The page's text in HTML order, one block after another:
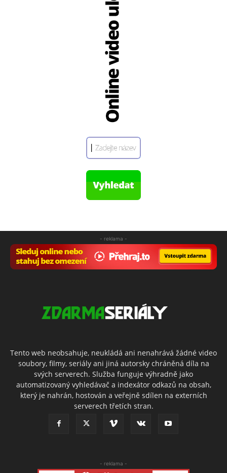
- reklama -
Tento web neobsahuje, neukládá ani nenahrává žádné video
soubory, filmy, seriály ani jiná autorsky chráněná díla na
svých serverech. Služba funguje výhradně jako
automatizovaný vyhledávač a indexátor odkazů na obsah,
který je nahrán, hostován a veřejně sdílen na externích
serverech třetích stran.
- reklama -